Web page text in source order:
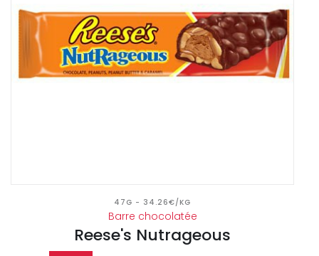
47G - 34.26€/KG
Barre chocolatée
Reese's Nutrageous